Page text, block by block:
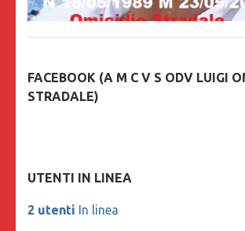
FACEBOOK (A M C V S ODV LUIGI
STRADALE)
UTENTI IN LINEA
2 utenti In linea